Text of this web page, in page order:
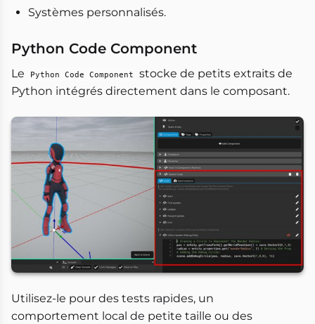
Systèmes personnalisés.
Python Code Component
Le Python Code Component
stocke de petits extraits de
Python intégrés directement dans le composant.
Utilisez-le pour des tests rapides, un
comportement local de petite taille ou des